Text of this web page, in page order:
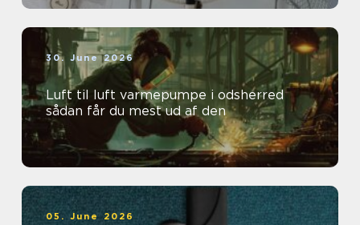
30. June 2026
Luft til luft varmepumpe i odsherred
sådan får du mest ud af den
05. June 2026